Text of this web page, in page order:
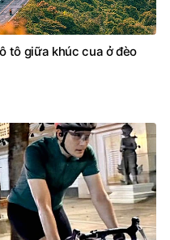
tô giữa khúc cua ở đèo